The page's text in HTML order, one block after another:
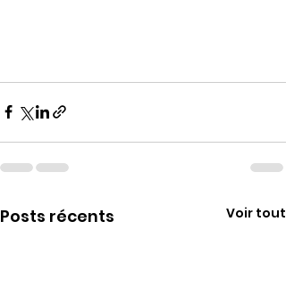
Posts récents Voir tout